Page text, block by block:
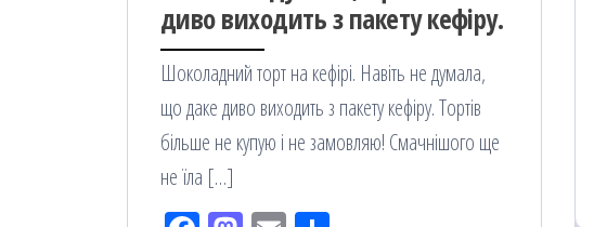
диво виходить з пакету кефіру.
Шоколадний торт на кефірі. Навіть не думала,
що даке диво виходить з пакету кефіру. Тортів
більше не купую і не замовляю! Смачнішого ще
не їла […]